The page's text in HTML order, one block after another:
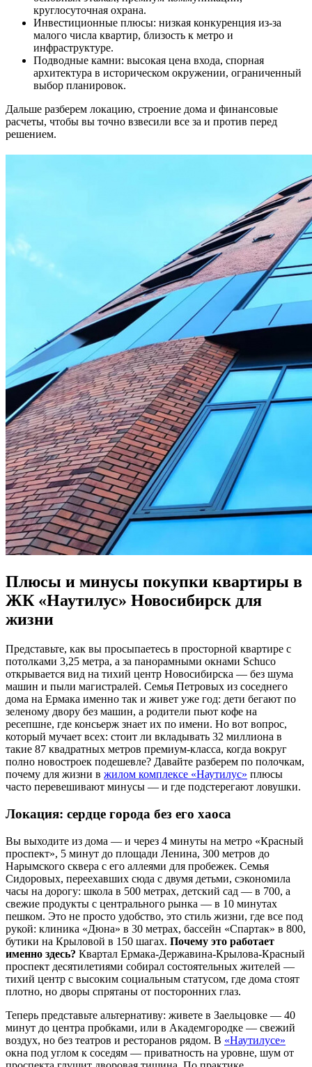
круглосуточная охрана.
Инвестиционные плюсы: низкая конкуренция из-за
малого числа квартир, близость к метро и
инфраструктуре.
Подводные камни: высокая цена входа, спорная
архитектура в историческом окружении, ограниченный
выбор планировок.
Дальше разберем локацию, строение дома и финансовые
расчеты, чтобы вы точно взвесили все за и против перед
решением.
Плюсы и минусы покупки квартиры в
ЖК «Наутилус» Новосибирск для
жизни
Представьте, как вы просыпаетесь в просторной квартире с
потолками 3,25 метра, а за панорамными окнами Schuco
открывается вид на тихий центр Новосибирска — без шума
машин и пыли магистралей. Семья Петровых из соседнего
дома на Ермака именно так и живет уже год: дети бегают по
зеленому двору без машин, а родители пьют кофе на
ресепшне, где консьерж знает их по имени. Но вот вопрос,
который мучает всех: стоит ли вкладывать 32 миллиона в
такие 87 квадратных метров премиум-класса, когда вокруг
полно новостроек подешевле? Давайте разберем по полочкам,
почему для жизни в жилом комплексе «Наутилус» плюсы
часто перевешивают минусы — и где подстерегают ловушки.
Локация: сердце города без его хаоса
Вы выходите из дома — и через 4 минуты на метро «Красный
проспект», 5 минут до площади Ленина, 300 метров до
Нарымского сквера с его аллеями для пробежек. Семья
Сидоровых, переехавших сюда с двумя детьми, сэкономила
часы на дорогу: школа в 500 метрах, детский сад — в 700, а
свежие продукты с центрального рынка — в 10 минутах
пешком. Это не просто удобство, это стиль жизни, где все под
рукой: клиника «Дюна» в 30 метрах, бассейн «Спартак» в 800,
бутики на Крыловой в 150 шагах. Почему это работает
именно здесь? Квартал Ермака-Державина-Крылова-Красный
проспект десятилетиями собирал состоятельных жителей —
тихий центр с высоким социальным статусом, где дома стоят
плотно, но дворы спрятаны от посторонних глаз.
Теперь представьте альтернативу: живете в Заельцовке — 40
минут до центра пробками, или в Академгородке — свежий
воздух, но без театров и ресторанов рядом. В «Наутилусе»
окна под углом к соседям — приватность на уровне, шум от